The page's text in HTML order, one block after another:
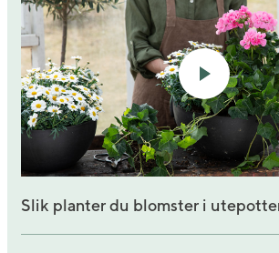
Slik planter du blomster i